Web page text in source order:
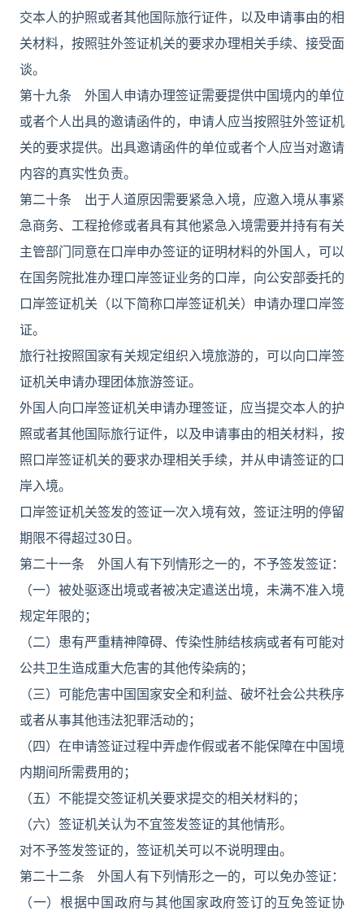
交本人的护照或者其他国际旅行证件，以及申请事由的相
关材料，按照驻外签证机关的要求办理相关手续、接受面
谈。
第十九条 外国人申请办理签证需要提供中国境内的单位
或者个人出具的邀请函件的，申请人应当按照驻外签证机
关的要求提供。出具邀请函件的单位或者个人应当对邀请
内容的真实性负责。
第二十条 出于人道原因需要紧急入境，应邀入境从事紧
急商务、工程抢修或者具有其他紧急入境需要并持有有关
主管部门同意在口岸申办签证的证明材料的外国人，可以
在国务院批准办理口岸签证业务的口岸，向公安部委托的
口岸签证机关（以下简称口岸签证机关）申请办理口岸签
证。
旅行社按照国家有关规定组织入境旅游的，可以向口岸签
证机关申请办理团体旅游签证。
外国人向口岸签证机关申请办理签证，应当提交本人的护
照或者其他国际旅行证件，以及申请事由的相关材料，按
照口岸签证机关的要求办理相关手续，并从申请签证的口
岸入境。
口岸签证机关签发的签证一次入境有效，签证注明的停留
期限不得超过30日。
第二十一条 外国人有下列情形之一的，不予签发签证：
（一）被处驱逐出境或者被决定遣送出境，未满不准入境
规定年限的；
（二）患有严重精神障碍、传染性肺结核病或者有可能对
公共卫生造成重大危害的其他传染病的；
（三）可能危害中国国家安全和利益、破坏社会公共秩序
或者从事其他违法犯罪活动的；
（四）在申请签证过程中弄虚作假或者不能保障在中国境
内期间所需费用的；
（五）不能提交签证机关要求提交的相关材料的；
（六）签证机关认为不宜签发签证的其他情形。
对不予签发签证的，签证机关可以不说明理由。
第二十二条 外国人有下列情形之一的，可以免办签证：
（一）根据中国政府与其他国家政府签订的互免签证协